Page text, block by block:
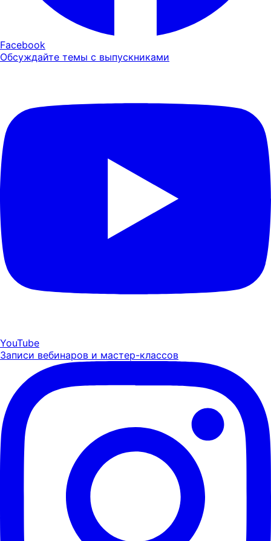
Facebook
Обсуждайте темы с выпускниками
YouTube
Записи вебинаров и мастер-классов